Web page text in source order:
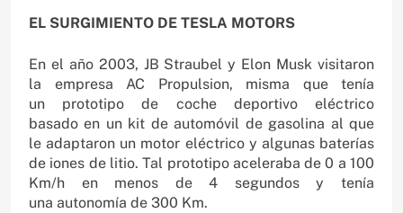
EL SURGIMIENTO DE TESLA MOTORS
En el año 2003, JB Straubel y Elon Musk visitaron
la empresa AC Propulsion, misma que tenía
un prototipo de coche deportivo eléctrico
basado en un kit de automóvil de gasolina al que
le adaptaron un motor eléctrico y algunas baterías
de iones de litio. Tal prototipo aceleraba de 0 a 100
Km/h en menos de 4 segundos y tenía
una autonomía de 300 Km.